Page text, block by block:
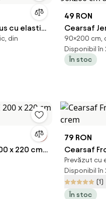
cu elastic
din
49 RON
Cearsaf
90x200
90×200 cm,
Disponibil
În stoc
x 220 cm
79 RON
Cearsaf
crem
Prevăzut cu
Disponibil
(1)
În stoc